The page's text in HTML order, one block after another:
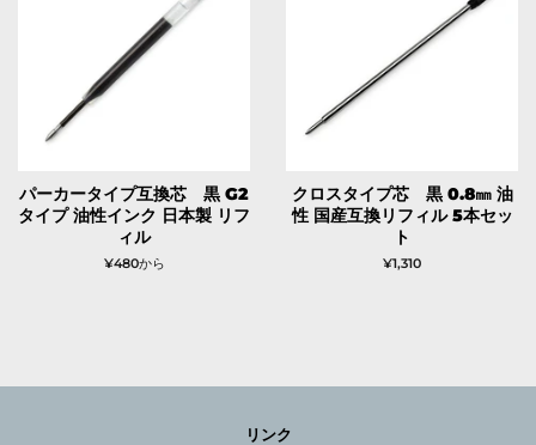
パーカータイプ互換芯 黒 G2
タイプ 油性インク 日本製 リフ
ィル
¥480から
クロスタイプ芯 黒 0.8㎜ 油
性 国産互換リフィル 5本セッ
ト
通
¥1,310
リンク